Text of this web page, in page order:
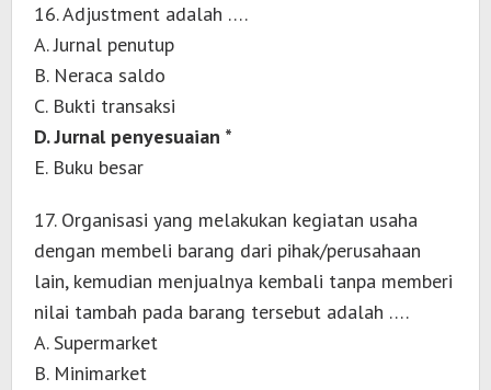
16. Adjustment adalah ….
A. Jurnal penutup
B. Neraca saldo
C. Bukti transaksi
D. Jurnal penyesuaian *
E. Buku besar
17. Organisasi yang melakukan kegiatan usaha
dengan membeli barang dari pihak/perusahaan
lain, kemudian menjualnya kembali tanpa memberi
nilai tambah pada barang tersebut adalah ….
A. Supermarket
B. Minimarket